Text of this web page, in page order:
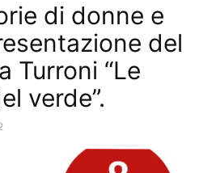
di donne e
del
Turroni “Le
verde”.